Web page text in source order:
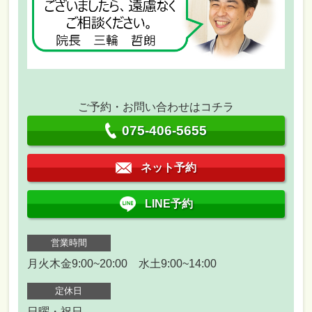
ご予約・お問い合わせはコチラ
075-406-5655
ネット予約
LINE予約
営業時間
月火木金9:00~20:00 水土9:00~14:00
定休日